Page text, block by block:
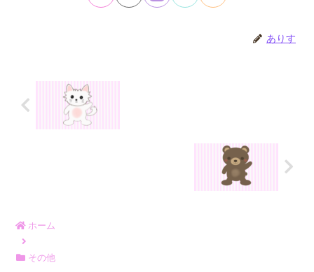
ありす
ホーム
その他